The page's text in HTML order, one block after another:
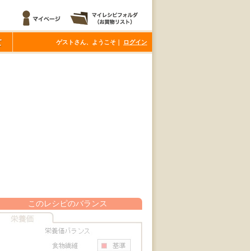
ゲストさん、ようこそ｜ ログイン
このレシピのバランス